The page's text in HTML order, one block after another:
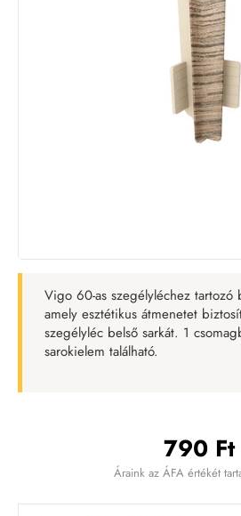
Vigo 60-as szegélyléchez tartozó
amely esztétikus átmenetet
szegélyléc belső sarkát. 1
sarokielem található.
790 Ft
Áraink az ÁFA értékét